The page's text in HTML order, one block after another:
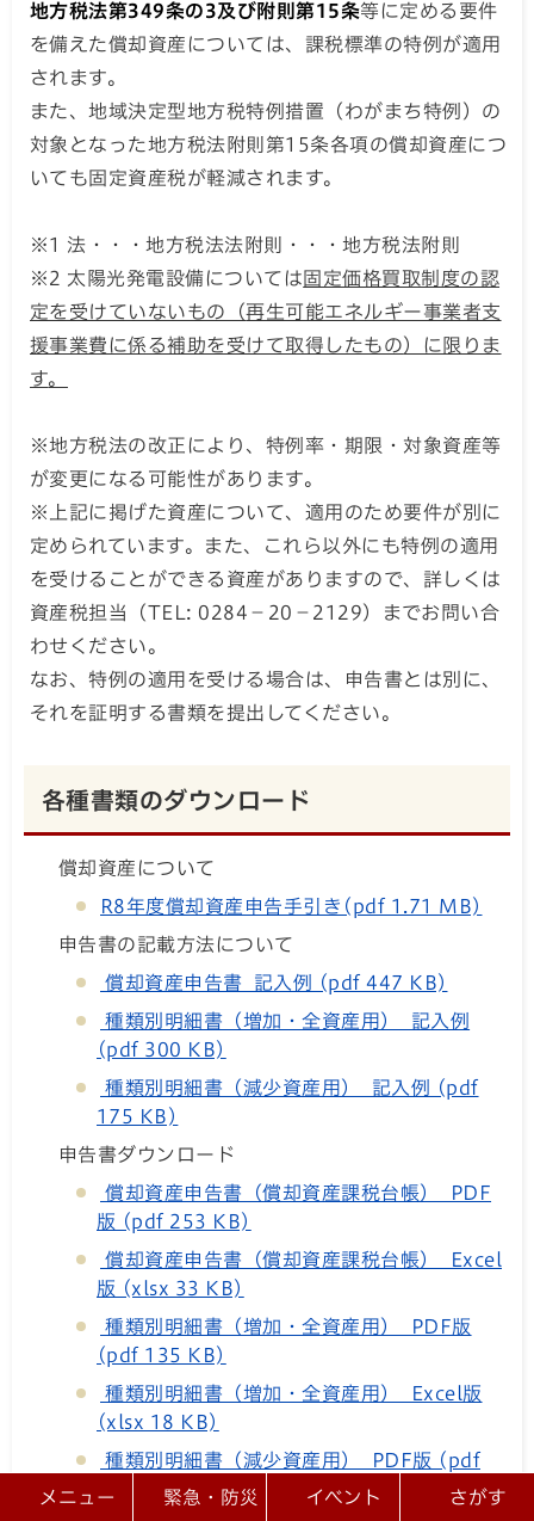
地方税法第349条の3及び附則第15条等に定める要件
を備えた償却資産については、課税標準の特例が適用
されます。
また、地域決定型地方税特例措置（わがまち特例）の
対象となった地方税法附則第15条各項の償却資産につ
いても固定資産税が軽減されます。
※1 法・・・地方税法法附則・・・地方税法附則
※2 太陽光発電設備については固定価格買取制度の認
定を受けていないもの（再生可能エネルギー事業者支
援事業費に係る補助を受けて取得したもの）に限りま
す。
※地方税法の改正により、特例率・期限・対象資産等
が変更になる可能性があります。
※上記に掲げた資産について、適用のため要件が別に
定められています。また、これら以外にも特例の適用
を受けることができる資産がありますので、詳しくは
資産税担当（TEL: 0284－20－2129）までお問い合
わせください。
なお、特例の適用を受ける場合は、申告書とは別に、
それを証明する書類を提出してください。
各種書類のダウンロード
償却資産について
R8年度償却資産申告手引き(pdf 1.71 MB)
申告書の記載方法について
償却資産申告書 記入例 (pdf 447 KB)
種類別明細書（増加・全資産用） 記入例
(pdf 300 KB)
種類別明細書（減少資産用） 記入例 (pdf
175 KB)
申告書ダウンロード
償却資産申告書（償却資産課税台帳） PDF
版 (pdf 253 KB)
償却資産申告書（償却資産課税台帳） Excel
版 (xlsx 33 KB)
種類別明細書（増加・全資産用） PDF版
(pdf 135 KB)
種類別明細書（増加・全資産用） Excel版
(xlsx 18 KB)
種類別明細書（減少資産用） PDF版 (pdf
103 KB)
メニュー 緊急・防災 イベント さがす